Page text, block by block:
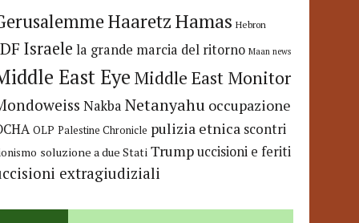
HaaretzHamas Hebron
Israele la grande marcia del ritorno Maan news
East Eye Middle East Monitor
Nakba Netanyahu occupazione
OLP Palestine Chronicle pulizia etnica scontri
soluzione a due Stati Trumpuccisioni e feriti
extragiudiziali